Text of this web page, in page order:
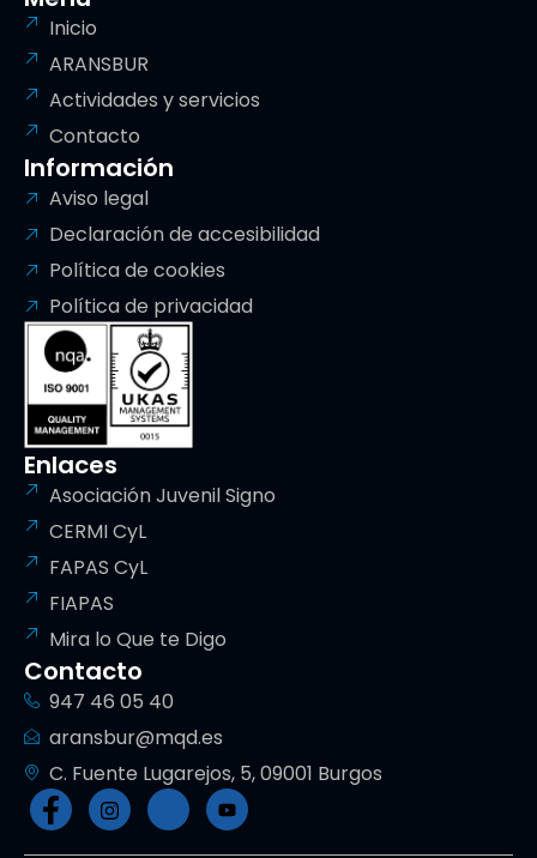
Inicio
ARANSBUR
Actividades y servicios
Contacto
Información
Aviso legal
Declaración de accesibilidad
Política de cookies
Política de privacidad
Enlaces
Asociación Juvenil Signo
CERMI CyL
FAPAS CyL
FIAPAS
Mira lo Que te Digo
Contacto
947 46 05 40
aransbur@mqd.es
C. Fuente Lugarejos, 5, 09001 Burgos